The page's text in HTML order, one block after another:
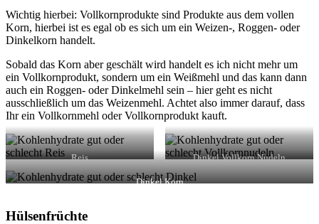
Wichtig hierbei: Vollkornprodukte sind Produkte aus dem vollen
Korn, hierbei ist es egal ob es sich um ein Weizen-, Roggen- oder
Dinkelkorn handelt.
Sobald das Korn aber geschält wird handelt es ich nicht mehr um
ein Vollkornprodukt, sondern um ein Weißmehl und das kann dann
auch ein Roggen- oder Dinkelmehl sein – hier geht es nicht
ausschließlich um das Weizenmehl. Achtet also immer darauf, dass
Ihr ein Vollkornmehl oder Vollkornprodukt kauft.
Reis Dinkel Vollkorn Nudeln
Dinkel Korn
Hülsenfrüchte